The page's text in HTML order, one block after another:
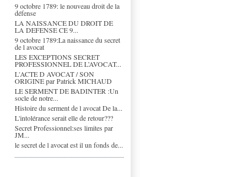
9 octobre 1789: le nouveau droit de la
défense
LA NAISSANCE DU DROIT DE
LA DEFENSE CE 9...
9 octobre 1789:La naissance du secret
de l avocat
LES EXCEPTIONS SECRET
PROFESSIONNEL DE L’AVOCAT...
L'ACTE D AVOCAT / SON
ORIGINE par Patrick MICHAUD
LE SERMENT DE BADINTER :Un
socle de notre...
Histoire du serment de l avocat De la...
L'intolérance serait elle de retour???
Secret Professionnel:ses limites par
JM...
le secret de l avocat est il un fonds de...